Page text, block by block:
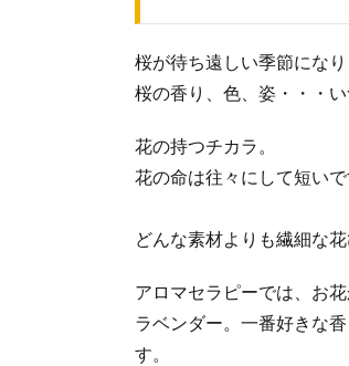
桜が待ち遠しい季節になり
桜の香り、色、姿・・・
花の持つチカラ。
花の命は往々にして短い
どんな素材よりも繊細な
アロマセラピーでは、お
ラベンダー。一番好きな
す。